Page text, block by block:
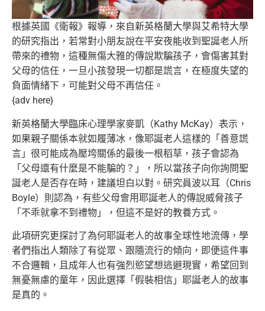
根據英國《衛報》報導，來自新英格蘭大學與艾希特大學
的研究指出 ，若常對小朋友說在平安夜能收到聖誕老人所
帶來的禮物，這種無傷大雅的傳說欺騙孩子，會傷害其對
父母的信任，一旦小孩發現一切都是謊言，在極度失望的
負面情緒下，可能對父母不再信任。
{adv here}
新英格蘭大學臨床心理學家麥凱（Kathy McKay）表示，
如果親子關係本就如履薄冰，像耶誕老人這樣的 「善意謊
言」很可能成為壓垮關係的最後一根稻草，孩子會認為
「父母還有什麼是不能騙的？」，所以當孩子向你詢問聖
誕老人是否存在時，建議坦白以對。研究員波以耳（Chris
Boyle）則認為，有些父母會用耶誕老人的傳說威脅孩子
「不乖就拿不到禮物」，但這不是好的教養方式。
此項研究更探討了為何耶誕老人的故事全球性地流傳，學
者們指出人類除了有從眾、跟隨流行的傾向，即便這件事
不合邏輯， 且成年人也有強烈慾望想逃避現實，希望回到
無憂無慮的童年， 因此選擇「假裝相信」耶誕老人的故事
是真的。